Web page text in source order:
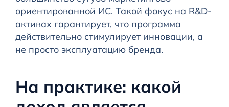
ориентированной ИС. Такой фокус на R&D-
активах гарантирует, что программа
действительно стимулирует инновации, а
не просто эксплуатацию бренда.
На практике: какой